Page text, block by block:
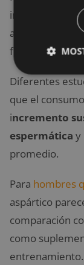
impacto del
aparentemente
fertilidad del
Diferentes
que el
incremento
espermática y
promedio.
Para hombres
aspártico
comparación
como
entrenamiento.